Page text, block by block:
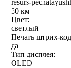
resurs-
30 км
Цвет:
светлый
Печать штрих-
да
Тип дисплея:
OLED